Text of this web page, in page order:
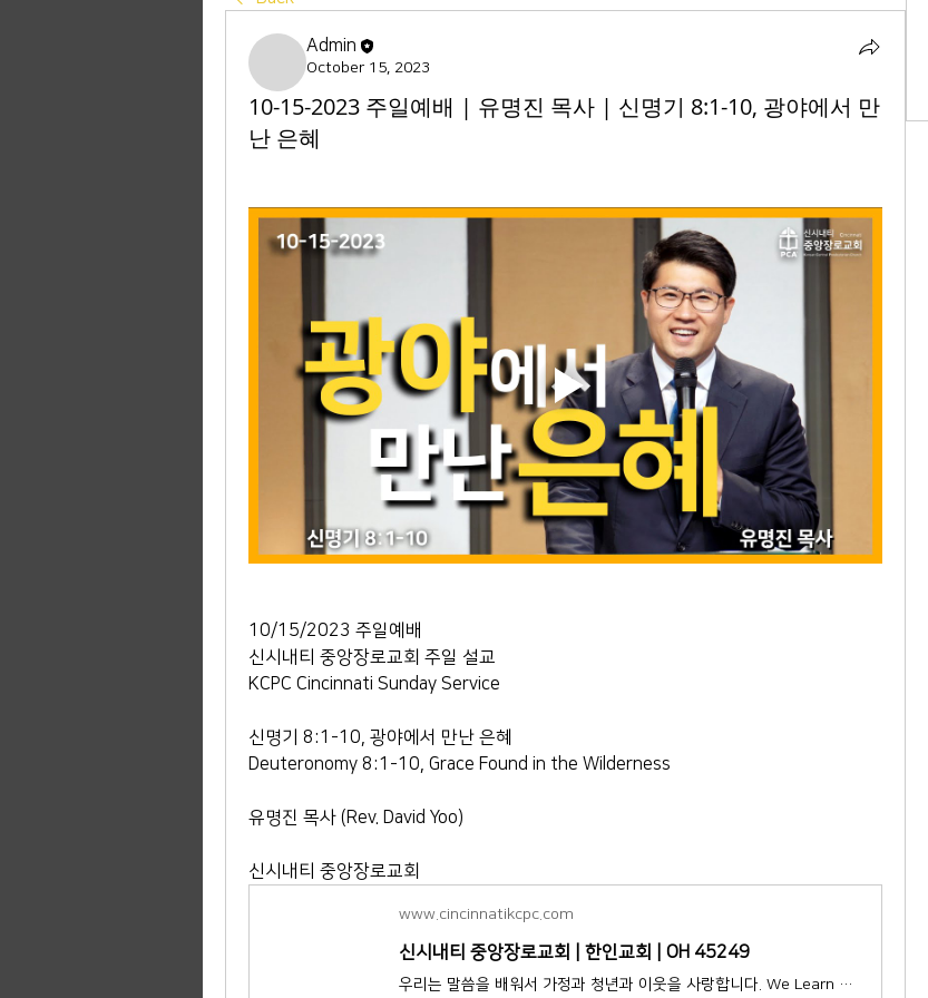
Admin
October 15, 2023
10-15-2023 주일예배 | 유명진 목사 | 신명기 8:1-10, 광야에서 만
난 은혜
10/15/2023 주일예배
신시내티 중앙장로교회 주일 설교
KCPC Cincinnati Sunday Service
신명기 8:1-10, 광야에서 만난 은혜
Deuteronomy 8:1-10, Grace Found in the Wilderness
유명진 목사 (Rev. David Yoo)
신시내티 중앙장로교회
www.cincinnatikcpc.com
신시내티 중앙장로교회 | 한인교회 | OH 45249
우리는 말씀을 배워서 가정과 청년과 이웃을 사랑합니다. We Learn and Love in Christ.